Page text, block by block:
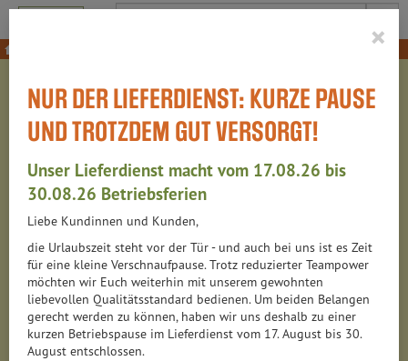
Produkt
×
NUR DER LIEFERDIENST: KURZE PAUSE
UND TROTZDEM GUT VERSORGT!
Unser Lieferdienst macht vom 17.08.26 bis
30.08.26 Betriebsferien
Liebe Kundinnen und Kunden,
die Urlaubszeit steht vor der Tür - und auch bei uns ist es Zeit
für eine kleine Verschnaufpause. Trotz reduzierter Teampower
möchten wir Euch weiterhin mit unserem gewohnten
liebevollen Qualitätsstandard bedienen. Um beiden Belangen
gerecht werden zu können, haben wir uns deshalb zu einer
kurzen Betriebspause im Lieferdienst vom 17. August bis 30.
August entschlossen.
FLEISCH, GEFLÜGEL &
WILD
76 VON 6315
12
Hersteller Ernährung Allergene